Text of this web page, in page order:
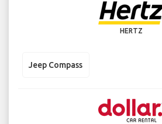
HERTZ
Jeep Compass